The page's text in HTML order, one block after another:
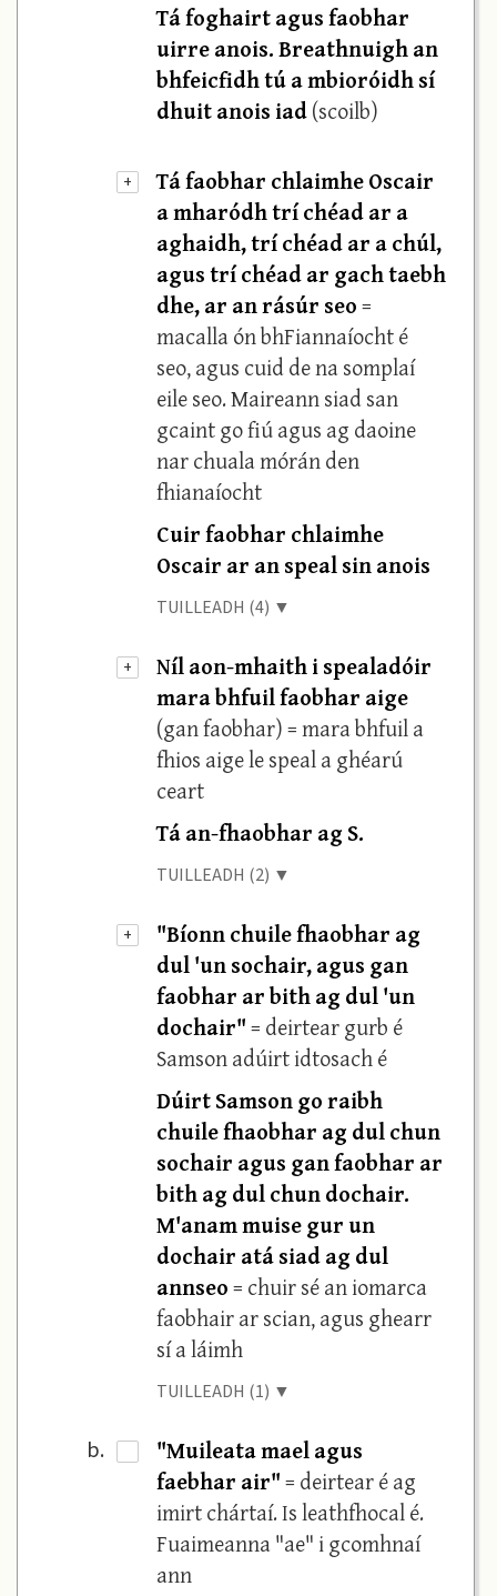
Tá foghairt agus faobhar
uirre anois. Breathnuigh an
bhfeicfidh tú a mbioróidh sí
dhuit anois iad(scoilb)
+
Tá faobhar chlaimhe Oscair
a mharódh trí chéad ar a
aghaidh, trí chéad ar a chúl,
agus trí chéad ar gach taebh
dhe, ar an rásúr seo=
macalla ón bhFiannaíocht é
seo, agus cuid de na somplaí
eile seo. Maireann siad san
gcaint go fiú agus ag daoine
nar chuala mórán den
fhianaíocht
Cuir faobhar chlaimhe
Oscair ar an speal sin anois
TUILLEADH (4) ▼
+
Níl aon-mhaith i spealadóir
mara bhfuil faobhar aige
(gan faobhar) = mara bhfuil a
fhios aige le speal a ghéarú
ceart
Tá an-fhaobhar ag S.
TUILLEADH (2) ▼
+
"Bíonn chuile fhaobhar ag
dul 'un sochair, agus gan
faobhar ar bith ag dul 'un
dochair"= deirtear gurb é
Samson adúirt idtosach é
Dúirt Samson go raibh
chuile fhaobhar ag dul chun
sochair agus gan faobhar ar
bith ag dul chun dochair.
M'anam muise gur un
dochair atá siad ag dul
annseo= chuir sé an iomarca
faobhair ar scian, agus ghearr
sí a láimh
TUILLEADH (1) ▼
b.
"Muileata mael agus
faebhar air"= deirtear é ag
imirt chártaí. Is leathfhocal é.
Fuaimeanna "ae" i gcomhnaí
ann